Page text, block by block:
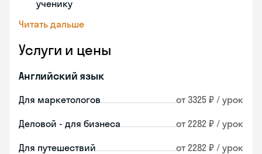
ученику
Читать дальше
Услуги и цены
Английский язык
Для маркетологов от 3325 ₽ / урок
Деловой - для бизнеса от 2282 ₽ / урок
Для путешествий от 2282 ₽ / урок